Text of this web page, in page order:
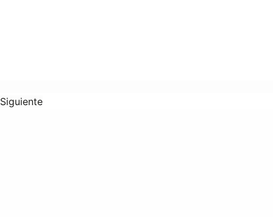
Siguiente